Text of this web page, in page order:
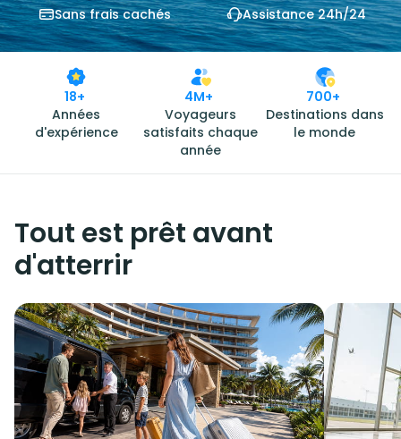
Sans frais cachés
Assistance 24h/24
18+
Années
d'expérience
4M+
Voyageurs
satisfaits chaque
année
700+
Destinations dans
le monde
Tout est prêt avant
d'atterrir